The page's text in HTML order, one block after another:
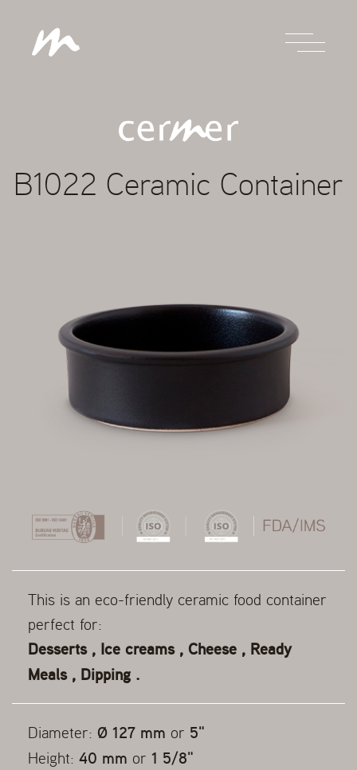
B1022 Ceramic Container
This is an eco-friendly ceramic food container
perfect for:
Desserts , Ice creams , Cheese , Ready
Meals , Dipping .
Diameter: Ø 127 mm or 5"
Height: 40 mm or 1 5/8"